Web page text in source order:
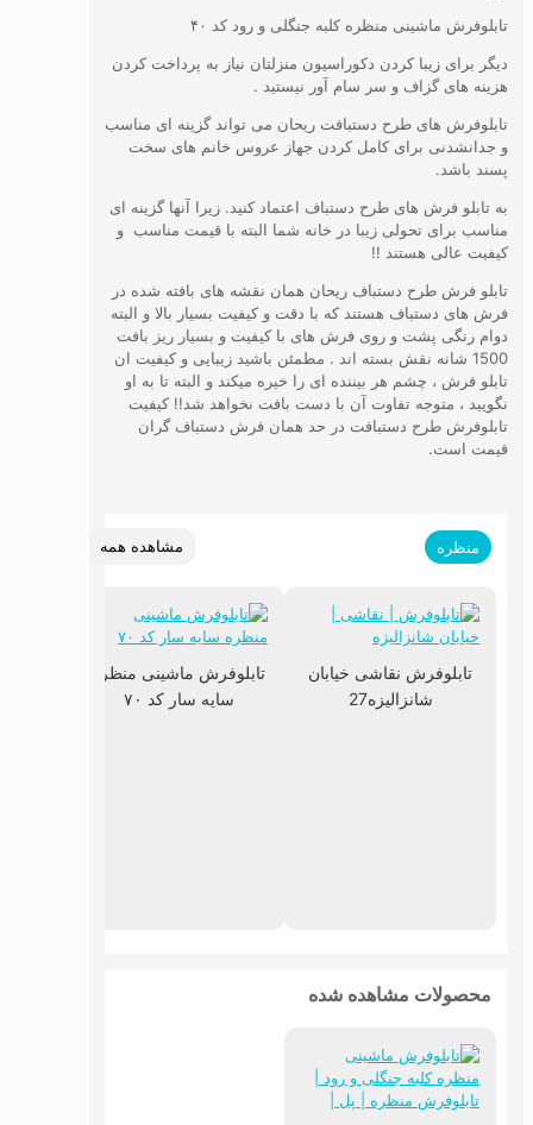
تابلوفرش ماشینی منظره کلبه جنگلی و رود کد ۴۰
دیگر برای زیبا کردن دکوراسیون منزلتان نیاز به پرداخت کردن
هزینه های گزاف و سر سام آور نیستید .
تابلوفرش های طرح دستبافت ریحان می تواند گزینه ای مناسب
و جدانشدنی برای کامل کردن جهاز عروس خانم های سخت
پسند باشد.
به تابلو فرش های طرح دستباف اعتماد کنید. زیرا آنها گزینه ای
مناسب برای تحولی زیبا در خانه شما البته با قیمت مناسب و
کیفیت عالی هستند !!
تابلو فرش طرح دستباف ریحان همان نقشه های بافته شده در
فرش های دستباف هستند که با دقت و کیفیت بسیار بالا و البته
دوام رنگی پشت و روی فرش های با کیفیت و بسیار ریز بافت
1500 شانه نقش بسته اند . مطمئن باشید زیبایی و کیفیت ان
تابلو فرش ، چشم هر بیننده ای را خیره میکند و البته تا به او
نگویید ، متوجه تفاوت آن با دست بافت نخواهد شد!! کیفیت
تابلوفرش طرح دستبافت در حد همان فرش دستباف گران
قیمت است.
منظره مشاهده همه
تابلوفرش نقاشی خیابان
شانزالیزه27
تابلوفرش ماشینی منظره
سایه سار کد ۷۰
محصولات مشاهده شده